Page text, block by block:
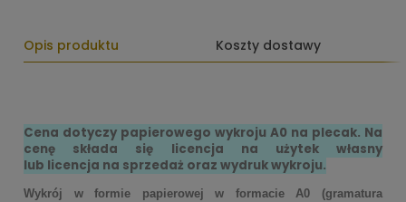
Opis produktu Koszty dostawy
Cena dotyczy papierowego wykroju A0 na plecak. Na
cenę składa się licencja na użytek własny
lub licencja na sprzedaż oraz wydruk wykroju.
Wykrój w formie papierowej w formacie A0 (gramatura